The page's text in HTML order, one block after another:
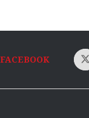
FACEBOOK